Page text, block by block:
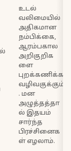
உடல்
வலிமையில்
அதிகமான
நம்பிக்கை,
ஆரம்பகால
அறிகுறிக
ளை
புறக்கணிக்க
வழிவகுக்கும்
. மன
அழுத்தத்தா
ல் இதயம்
சார்ந்த
பிரச்சினைக
ள் எழலாம்.